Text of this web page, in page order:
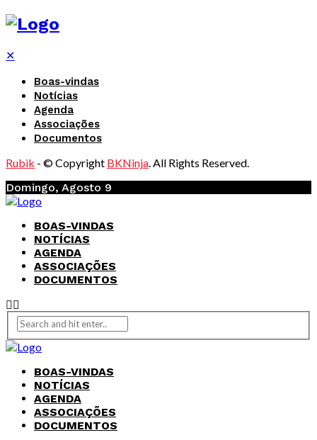
✕
Boas-vindas
Notícias
Agenda
Associações
Documentos
Rubik - © Copyright BKNinja. All Rights Reserved.
Domingo, Agosto 9
BOAS-VINDAS
NOTÍCIAS
AGENDA
ASSOCIAÇÕES
DOCUMENTOS
BOAS-VINDAS
NOTÍCIAS
AGENDA
ASSOCIAÇÕES
DOCUMENTOS